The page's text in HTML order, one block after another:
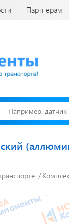
Партнерам
двери